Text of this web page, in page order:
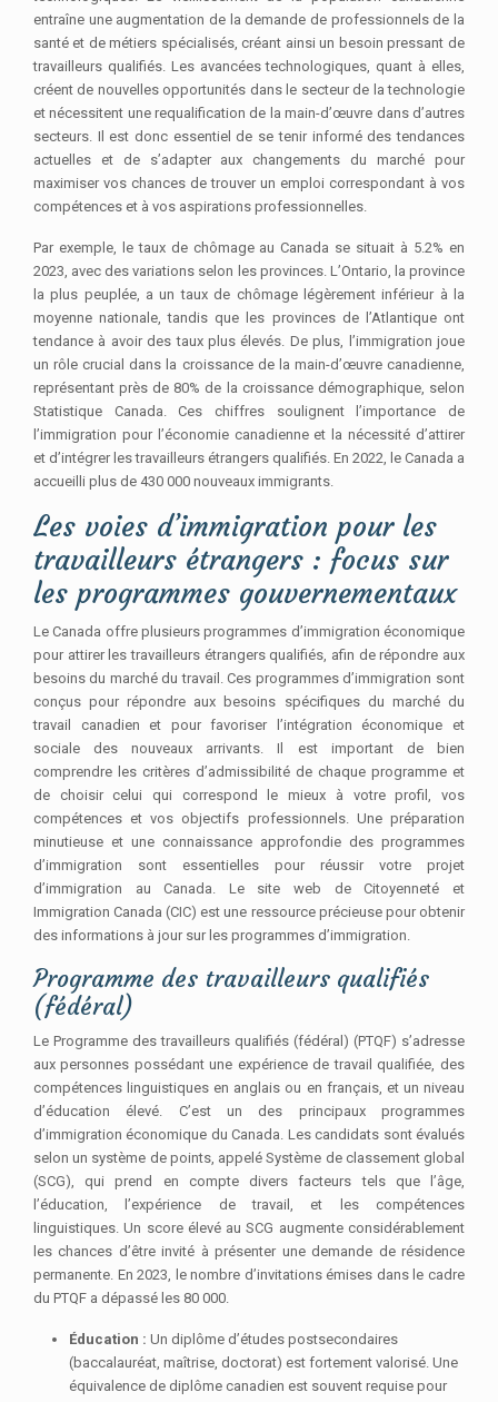
entraîne une augmentation de la demande de professionnels de la
santé et de métiers spécialisés, créant ainsi un besoin pressant de
travailleurs qualifiés. Les avancées technologiques, quant à elles,
créent de nouvelles opportunités dans le secteur de la technologie
et nécessitent une requalification de la main-d’œuvre dans d’autres
secteurs. Il est donc essentiel de se tenir informé des tendances
actuelles et de s’adapter aux changements du marché pour
maximiser vos chances de trouver un emploi correspondant à vos
compétences et à vos aspirations professionnelles.
Par exemple, le taux de chômage au Canada se situait à 5.2% en
2023, avec des variations selon les provinces. L’Ontario, la province
la plus peuplée, a un taux de chômage légèrement inférieur à la
moyenne nationale, tandis que les provinces de l’Atlantique ont
tendance à avoir des taux plus élevés. De plus, l’immigration joue
un rôle crucial dans la croissance de la main-d’œuvre canadienne,
représentant près de 80% de la croissance démographique, selon
Statistique Canada. Ces chiffres soulignent l’importance de
l’immigration pour l’économie canadienne et la nécessité d’attirer
et d’intégrer les travailleurs étrangers qualifiés. En 2022, le Canada a
accueilli plus de 430 000 nouveaux immigrants.
Les voies d’immigration pour les
travailleurs étrangers : focus sur
les programmes gouvernementaux
Le Canada offre plusieurs programmes d’immigration économique
pour attirer les travailleurs étrangers qualifiés, afin de répondre aux
besoins du marché du travail. Ces programmes d’immigration sont
conçus pour répondre aux besoins spécifiques du marché du
travail canadien et pour favoriser l’intégration économique et
sociale des nouveaux arrivants. Il est important de bien
comprendre les critères d’admissibilité de chaque programme et
de choisir celui qui correspond le mieux à votre profil, vos
compétences et vos objectifs professionnels. Une préparation
minutieuse et une connaissance approfondie des programmes
d’immigration sont essentielles pour réussir votre projet
d’immigration au Canada. Le site web de Citoyenneté et
Immigration Canada (CIC) est une ressource précieuse pour obtenir
des informations à jour sur les programmes d’immigration.
Programme des travailleurs qualifiés
(fédéral)
Le Programme des travailleurs qualifiés (fédéral) (PTQF) s’adresse
aux personnes possédant une expérience de travail qualifiée, des
compétences linguistiques en anglais ou en français, et un niveau
d’éducation élevé. C’est un des principaux programmes
d’immigration économique du Canada. Les candidats sont évalués
selon un système de points, appelé Système de classement global
(SCG), qui prend en compte divers facteurs tels que l’âge,
l’éducation, l’expérience de travail, et les compétences
linguistiques. Un score élevé au SCG augmente considérablement
les chances d’être invité à présenter une demande de résidence
permanente. En 2023, le nombre d’invitations émises dans le cadre
du PTQF a dépassé les 80 000.
Éducation : Un diplôme d’études postsecondaires
(baccalauréat, maîtrise, doctorat) est fortement valorisé. Une
équivalence de diplôme canadien est souvent requise pour